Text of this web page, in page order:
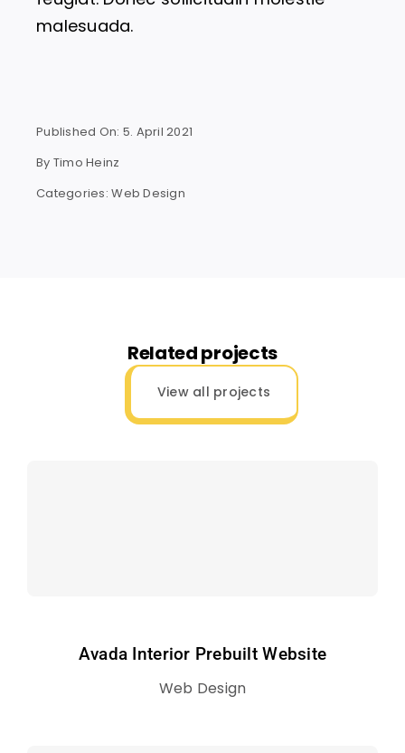
malesuada.
Published On: 5. April 2021
By Timo Heinz
Categories:Web Design
Related projects
View all projects
Avada Interior Prebuilt Website
Web Design